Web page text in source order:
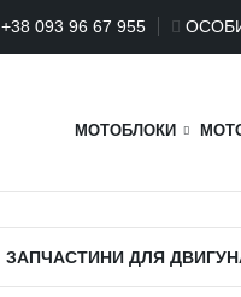
+38 093 96 67 955
МОТОБЛОКИ
ЗАПЧАСТИНИ ДЛЯ